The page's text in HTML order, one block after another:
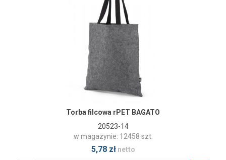
Torba filcowa rPET BAGATO
20523-14
w magazynie: 12458 szt.
5,78 złnetto